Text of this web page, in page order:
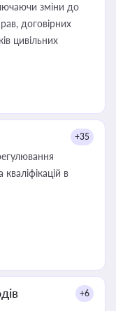
зміни до
договірних
цивільних
+35
кваліфікацій в
+6